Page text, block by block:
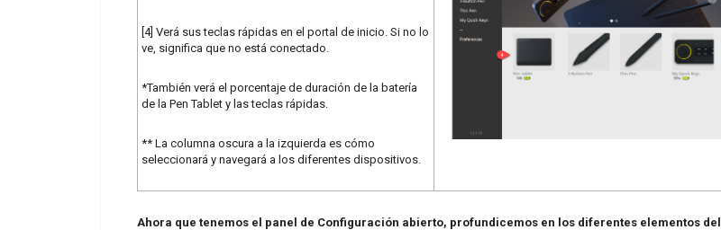
[4] Verá sus teclas rápidas en el portal de inicio. Si no lo
ve, significa que no está conectado.
*También verá el porcentaje de duración de la batería
de la Pen Tablet y las teclas rápidas.
** La columna oscura a la izquierda es cómo
seleccionará y navegará a los diferentes dispositivos.
Ahora que tenemos el panel de Configuración abierto, profundicemos en los diferentes elementos del